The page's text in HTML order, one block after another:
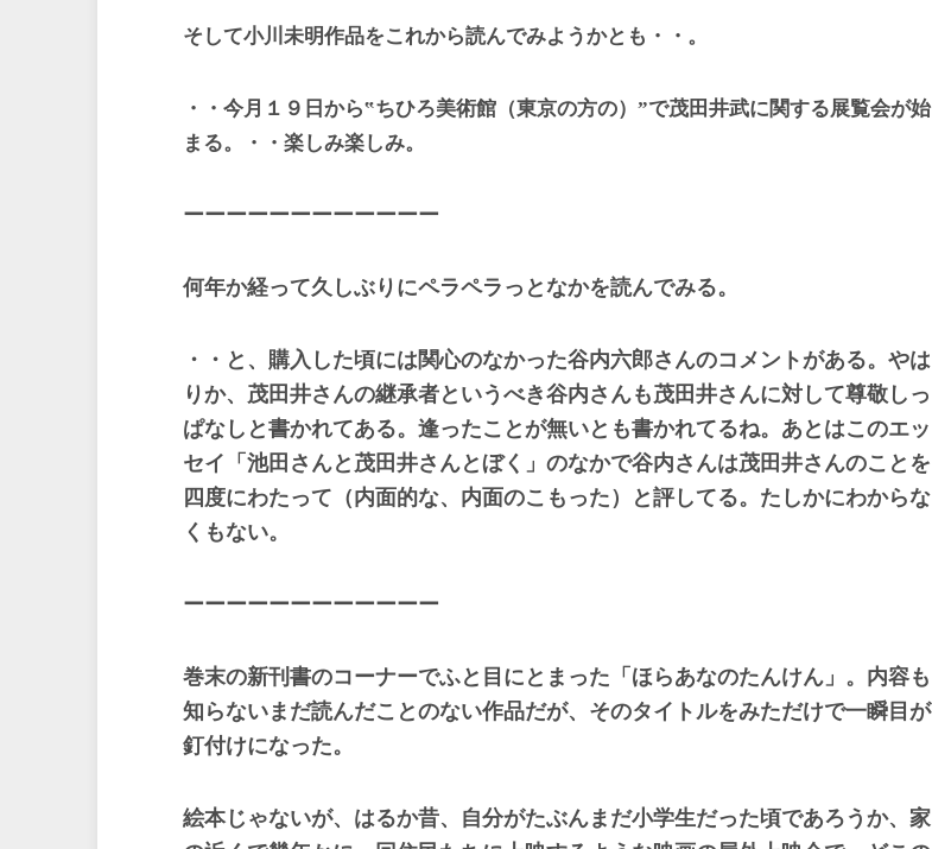
そして小川未明作品をこれから読んでみようかとも・・。
・・今月１９日から‟ちひろ美術館（東京の方の）”で茂田井武に関する展覧会が始
まる。・・楽しみ楽しみ。
ーーーーーーーーーーーー
何年か経って久しぶりにペラペラっとなかを読んでみる。
・・と、購入した頃には関心のなかった谷内六郎さんのコメントがある。やは
りか、茂田井さんの継承者というべき谷内さんも茂田井さんに対して尊敬しっ
ぱなしと書かれてある。逢ったことが無いとも書かれてるね。あとはこのエッ
セイ「池田さんと茂田井さんとぼく」のなかで谷内さんは茂田井さんのことを
四度にわたって（内面的な、内面のこもった）と評してる。たしかにわからな
くもない。
ーーーーーーーーーーーー
巻末の新刊書のコーナーでふと目にとまった「ほらあなのたんけん」。内容も
知らないまだ読んだことのない作品だが、そのタイトルをみただけで一瞬目が
釘付けになった。
絵本じゃないが、はるか昔、自分がたぶんまだ小学生だった頃であろうか、家